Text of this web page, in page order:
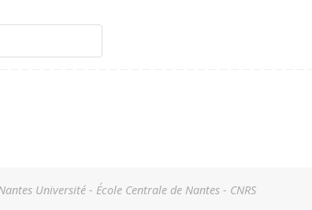
Université - École Centrale de Nantes - CNRS